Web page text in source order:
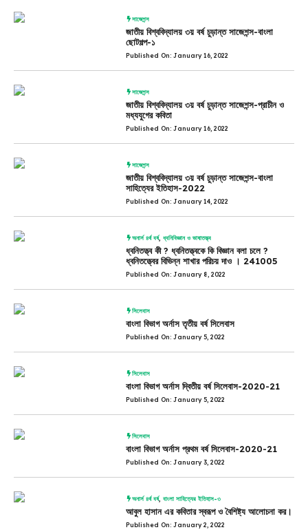
সাজেশন্স
জাতীয় বিশ্ববিদ্যালয় ৩য় বর্ষ চুড়ান্ত সাজেশন্স-বাংলা
ছোটগল্প-১
Published On: January 16, 2022
সাজেশন্স
জাতীয় বিশ্ববিদ্যালয় ৩য় বর্ষ চুড়ান্ত সাজেশন্স-প্রাচীন ও
মধ্যযুগের কবিতা
Published On: January 16, 2022
সাজেশন্স
জাতীয় বিশ্ববিদ্যালয় ৩য় বর্ষ চুড়ান্ত সাজেশন্স-বাংলা
সাহিত্যের ইতিহাস-2022
Published On: January 14, 2022
অনার্স ৪র্থ বর্ষ,ধ্বনিবিজ্ঞান ও ভাষাতত্ত্ব
ধ্বনিতত্ত্ব কী ? ধ্বনিতত্ত্বকে কি বিজ্ঞান বলা চলে ?
ধ্বনিতত্ত্বের বিভিন্ন শাখার পরিচয় দাও । 241005
Published On: January 8, 2022
সিলেবাস
বাংলা বিভাগ অর্নাস তৃতীয় বর্ষ সিলেবাস
Published On: January 5, 2022
সিলেবাস
বাংলা বিভাগ অর্নাস দ্বিতীয় বর্ষ সিলেবাস-2020-21
Published On: January 5, 2022
সিলেবাস
বাংলা বিভাগ অর্নাস প্রথম বর্ষ সিলেবাস-2020-21
Published On: January 3, 2022
অনার্স ৪র্থ বর্ষ,বাংলা সাহিত্যের ইতিহাস-৩
আবুল হাসান এর কবিতার স্বরূপ ও বৈশিষ্ট্য আলোচনা কর।
Published On: January 2, 2022